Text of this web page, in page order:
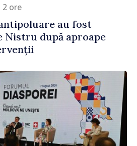
2 ore
au fost
Nistru după aproape